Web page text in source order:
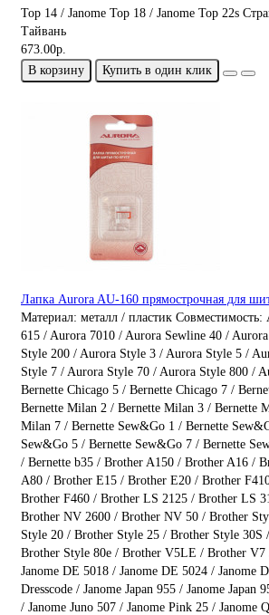
Top 14 / Janome Top 18 / Janome Top 22s
Тайвань
673.00р.
В корзину
Купить в один клик
Лапка Aurora AU-160 прямострочная для
Материал: металл / пластик Совместимость:
615 / Aurora 7010 / Aurora Sewline 40 /
Style 200 / Aurora Style 3 / Aurora Style 5 /
Style 7 / Aurora Style 70 / Aurora Style 800 /
Bernette Chicago 5 / Bernette Chicago 7 /
Bernette Milan 2 / Bernette Milan 3 / Bernette
Milan 7 / Bernette Sew&Go 1 / Bernette
Sew&Go 5 / Bernette Sew&Go 7 / Bernette
/ Bernette b35 / Brother A150 / Brother A16 /
A80 / Brother E15 / Brother E20 / Brother
Brother F460 / Brother LS 2125 / Brother LS
Brother NV 2600 / Brother NV 50 / Brother
Style 20 / Brother Style 25 / Brother Style 30S
Brother Style 80e / Brother V5LE / Brother V7
Janome DE 5018 / Janome DE 5024 / Janome
Dresscode / Janome Japan 955 / Janome Japan
/ Janome Juno 507 / Janome Pink 25 / Janome